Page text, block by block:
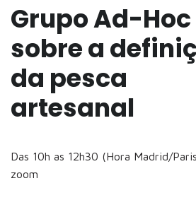
Grupo Ad-Hoc
sobre a
da pesca
artesanal
Das 10h as 12h30 (Hora Madrid/
zoom